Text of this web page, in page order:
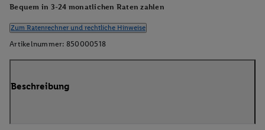
Bequem in 3-24 monatlichen Raten zahlen
Zum Ratenrechner und rechtliche Hinweise
Artikelnummer: 850000518
Beschreibung